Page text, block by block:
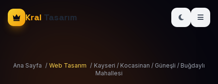
Kral Tasarım
Ana Sayfa / Web Tasarım / Kayseri / Kocasinan / Güneşli / Buğdaylı
Mahallesi